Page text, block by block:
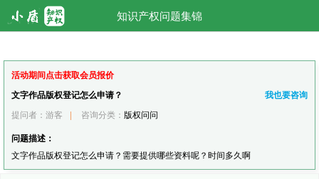
知识产权问题集锦
活动期间点击获取会员报价
文字作品版权登记怎么申请？
我也要咨询
提问者：游客 | 咨询分类： 版权问问
问题描述：
文字作品版权登记怎么申请？需要提供哪些资料呢？时间多久啊